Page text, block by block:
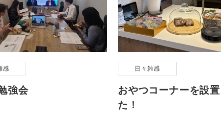
感
強会
日々雑感
おやつコーナーを設
た！